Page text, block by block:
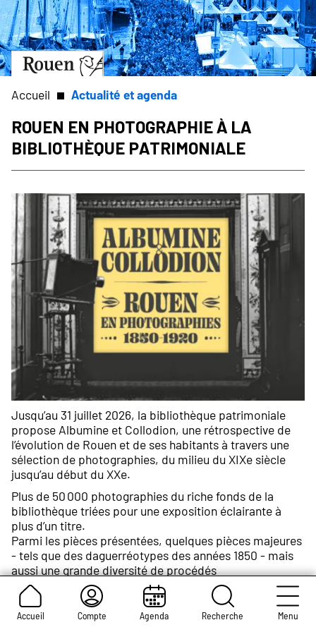
Aller
au
contenu
principal
Aller
à
la
page
Slide
1
of
1
Accueil Compte Agenda Recherche Menu
Fil
d'Ariane
Accueil Actualité et agenda
Rouen en photographie à la
bibliothèque patrimoniale
Jusqu’au 31 juillet 2026, la bibliothèque patrimoniale
propose Albumine et Collodion, une rétrospective de
l’évolution de Rouen et de ses habitants à travers une
sélection de photographies, du milieu du XIXe siècle
jusqu’au début du XXe.
Plus de 50 000 photographies du riche fonds de la
bibliothèque triées pour une exposition éclairante à
plus d’un titre.
Parmi les pièces présentées, quelques pièces majeures
- tels que des daguerréotypes des années 1850 - mais
aussi une grande diversité de procédés
photographiques : daguerréotypes, calotypes,
collodion, etc.
Une série de reproductions numériques grand format